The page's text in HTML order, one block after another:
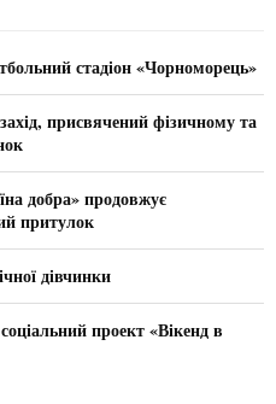
C
стадіон «Чорноморець»
присвячений фізичному та
добра» продовжує
притулок
дівчинки
проект «Вікенд в